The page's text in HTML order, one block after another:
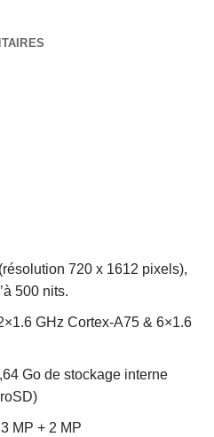
720 x 1612 pixels),
500 nits.
GHz Cortex-A75 & 6×1.6
Go de stockage interne
MP + 2 MP